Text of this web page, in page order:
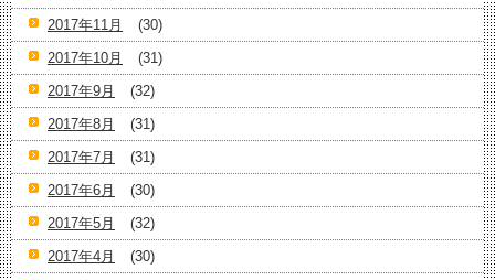
2017年11月
(30)
2017年10月
(31)
2017年9月
(32)
2017年8月
(31)
2017年7月
(31)
2017年6月
(30)
2017年5月
(32)
2017年4月
(30)